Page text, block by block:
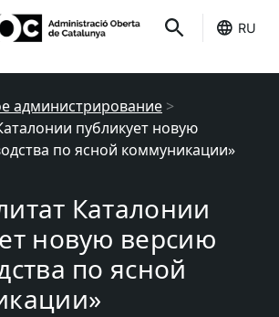
RU
администрирование >
публикует новую
по ясной коммуникации»
Каталонии
новую версию
по ясной